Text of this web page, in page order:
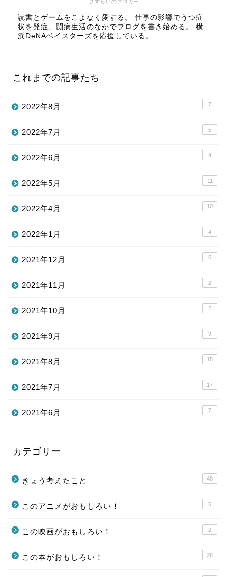
さすらいのブロガー
読書とゲームをこよなく愛する。 仕事の影響でうつ症
状を発症、闘病生活のなかでブログを書き始める。 横
浜DeNAベイスターズを応援している。
これまでの記事たち
2022年8月 7
2022年7月 5
2022年6月 4
2022年5月 11
2022年4月 10
2022年1月 4
2021年12月 6
2021年11月 2
2021年10月 2
2021年9月 9
2021年8月 15
2021年7月 17
2021年6月 7
カテゴリー
きょう考えたこと 48
このアニメがおもしろい！ 5
この映画がおもしろい！ 2
この本がおもしろい！ 28